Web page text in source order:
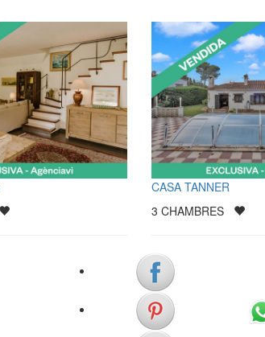
CASA TANNER
3 CHAMBRES